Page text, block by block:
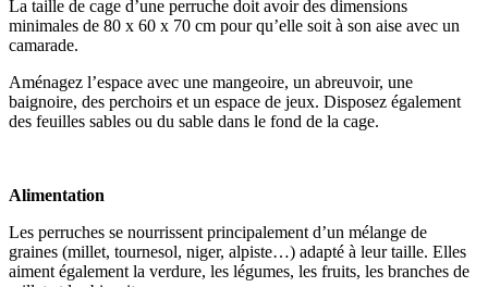
La taille de cage d’une perruche doit avoir des dimensions
minimales de 80 x 60 x 70 cm pour qu’elle soit à son aise avec un
camarade.
Aménagez l’espace avec une mangeoire, un abreuvoir, une
baignoire, des perchoirs et un espace de jeux. Disposez également
des feuilles sables ou du sable dans le fond de la cage.
Alimentation
Les perruches se nourrissent principalement d’un mélange de
graines (millet, tournesol, niger, alpiste…) adapté à leur taille. Elles
aiment également la verdure, les légumes, les fruits, les branches de